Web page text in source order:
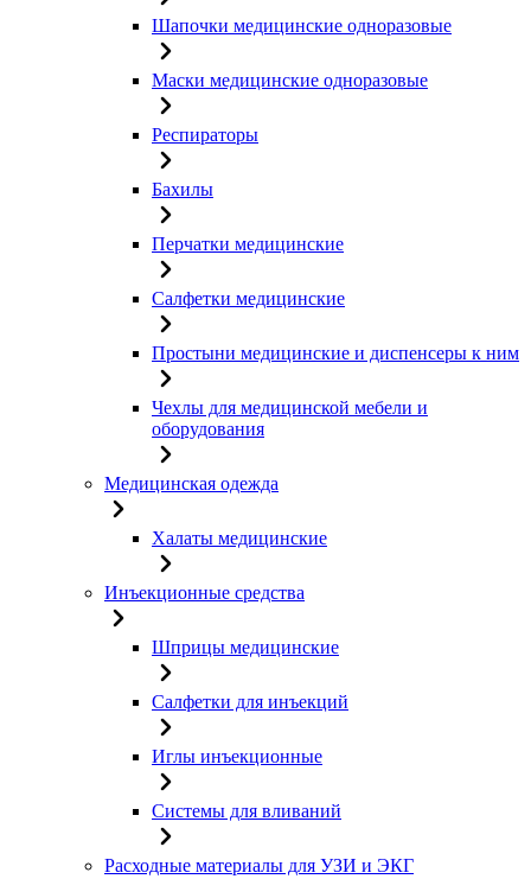
Шапочки медицинские одноразовые
Маски медицинские одноразовые
Респираторы
Бахилы
Перчатки медицинские
Салфетки медицинские
Простыни медицинские и диспенсеры к ним
Чехлы для медицинской мебели и
оборудования
Медицинская одежда
Халаты медицинские
Инъекционные средства
Шприцы медицинские
Салфетки для инъекций
Иглы инъекционные
Системы для вливаний
Расходные материалы для УЗИ и ЭКГ